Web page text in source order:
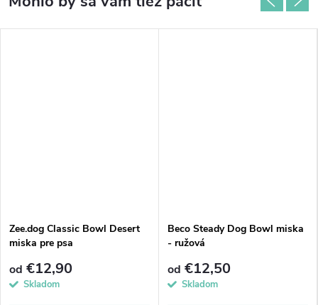
Zee.dog Classic Bowl Desert
miska pre psa
od €12,90
Skladom
Beco Steady Dog Bowl miska
- ružová
od €12,50
Skladom